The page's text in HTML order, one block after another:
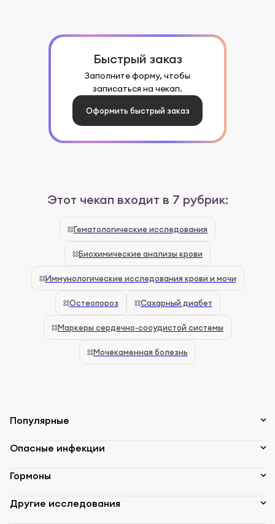
Быстрый заказ
Заполните форму, чтобы
записаться на чекап.
Оформить быстрый заказ
Этот чекап входит в 7 рубрик:
Гематологические исследования
Биохимические анализы крови
Иммунологические исследования крови и мочи
Остеопороз Сахарный диабет
Маркеры сердечно-сосудистой системы
Мочекаменная болезнь
Популярные
Опасные инфекции
Гормоны
Другие исследования